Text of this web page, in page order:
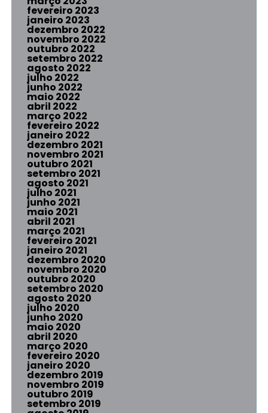
fevereiro 2023
janeiro 2023
dezembro 2022
novembro 2022
outubro 2022
setembro 2022
agosto 2022
julho 2022
junho 2022
maio 2022
abril 2022
março 2022
fevereiro 2022
janeiro 2022
dezembro 2021
novembro 2021
outubro 2021
setembro 2021
agosto 2021
julho 2021
junho 2021
maio 2021
abril 2021
março 2021
fevereiro 2021
janeiro 2021
dezembro 2020
novembro 2020
outubro 2020
setembro 2020
agosto 2020
julho 2020
junho 2020
maio 2020
abril 2020
março 2020
fevereiro 2020
janeiro 2020
dezembro 2019
novembro 2019
outubro 2019
setembro 2019